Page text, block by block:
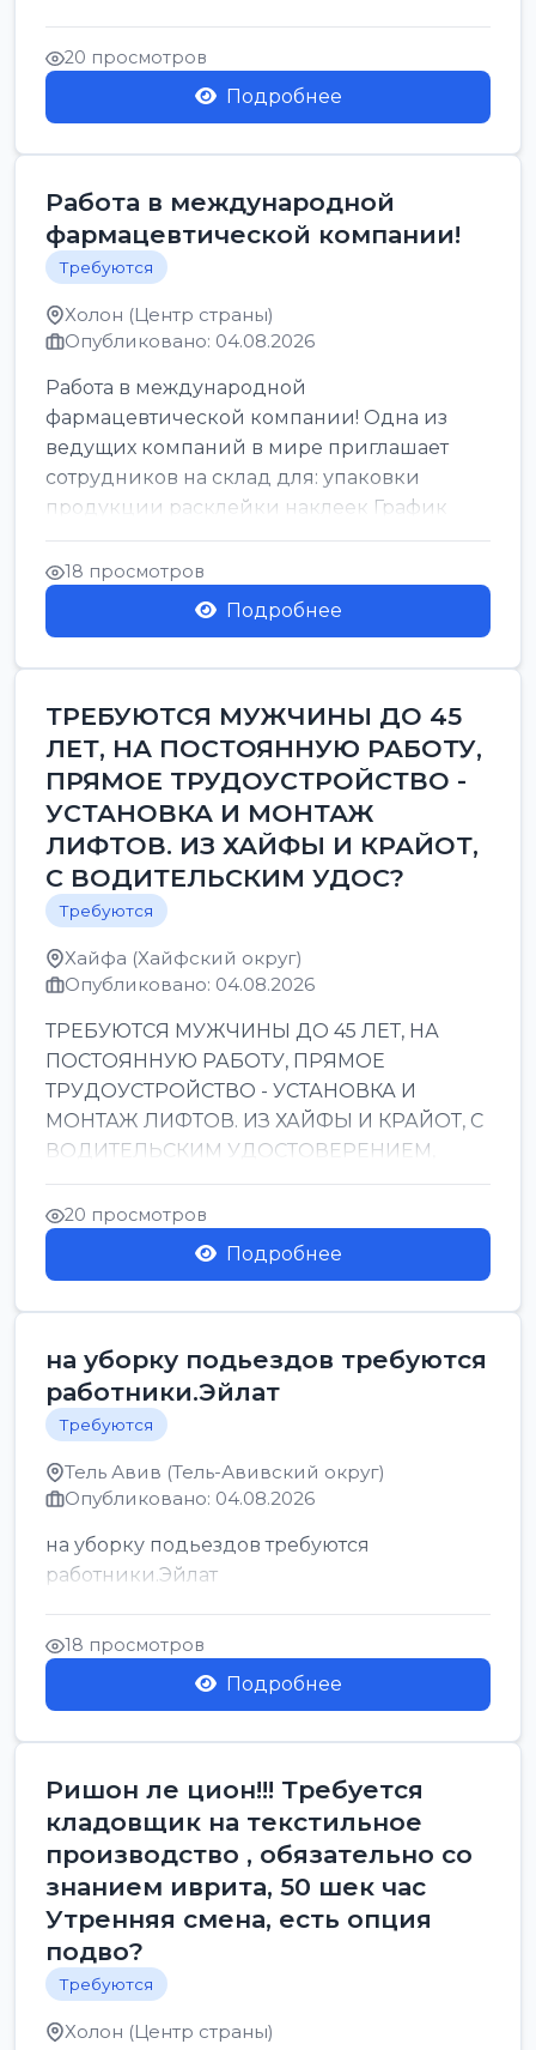
20 просмотров
Подробнее
Работа в международной
фармацевтической компании!
Требуются
Холон (Центр страны)
Опубликовано: 04.08.2026
Работа в международной
фармацевтической компании! Одна из
ведущих компаний в мире приглашает
сотрудников на склад для: упаковки
продукции расклейки наклеек График
работы: с 7:00 до 16:00 Оплата: 38 в ...
18 просмотров
Подробнее
ТРЕБУЮТСЯ МУЖЧИНЫ ДО 45
ЛЕТ, НА ПОСТОЯННУЮ РАБОТУ,
ПРЯМОЕ ТРУДОУСТРОЙСТВО -
УСТАНОВКА И МОНТАЖ
ЛИФТОВ. ИЗ ХАЙФЫ И КРАЙОТ,
С ВОДИТЕЛЬСКИМ УДОС?
Требуются
Хайфа (Хайфский округ)
Опубликовано: 04.08.2026
ТРЕБУЮТСЯ МУЖЧИНЫ ДО 45 ЛЕТ, НА
ПОСТОЯННУЮ РАБОТУ, ПРЯМОЕ
ТРУДОУСТРОЙСТВО - УСТАНОВКА И
МОНТАЖ ЛИФТОВ. ИЗ ХАЙФЫ И КРАЙОТ, С
ВОДИТЕЛЬСКИМ УДОСТОВЕРЕНИЕМ,
ПРИВЕТСТВУЮТСЯ НАВЫКИ СВАРЩИКА.
ОБУЧЕНИЕ В ПРОЦ...
20 просмотров
Подробнее
на уборку подьездов требуются
работники.Эйлат
Требуются
Тель Авив (Тель-Авивский округ)
Опубликовано: 04.08.2026
на уборку подьездов требуются
работники.Эйлат
18 просмотров
Подробнее
Ришон ле цион!!! Требуется
кладовщик на текстильное
производство , обязательно со
знанием иврита, 50 шек час
Утренняя смена, есть опция
подво?
Требуются
Холон (Центр страны)